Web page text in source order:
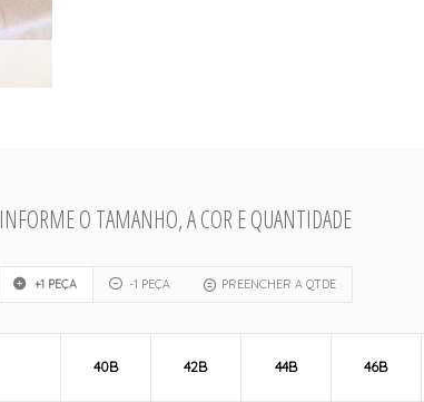
INFORME O TAMANHO, A COR E QUANTIDADE
+1 PEÇA -1 PEÇA PREENCHER A QTDE
40B 42B 44B 46B